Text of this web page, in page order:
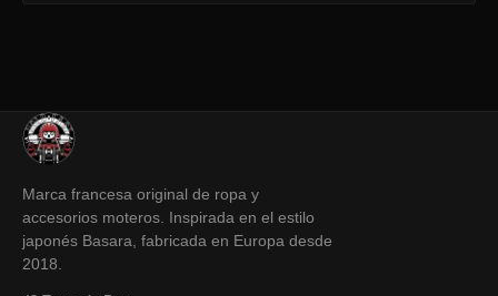
Marca francesa original de ropa y
accesorios moteros. Inspirada en el estilo
japonés Basara, fabricada en Europa desde
2018.